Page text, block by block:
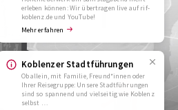
erleben können: Wir übertragen live auf rif-
koblenz.de und YouTube!
Mehr erfahren
Koblenzer Stadtführungen
Ob allein, mit Familie, Freund*innen oder
Ihrer Reisegruppe: Unsere Stadtführungen
sind so spannend und vielseitig wie Koblenz
selbst …